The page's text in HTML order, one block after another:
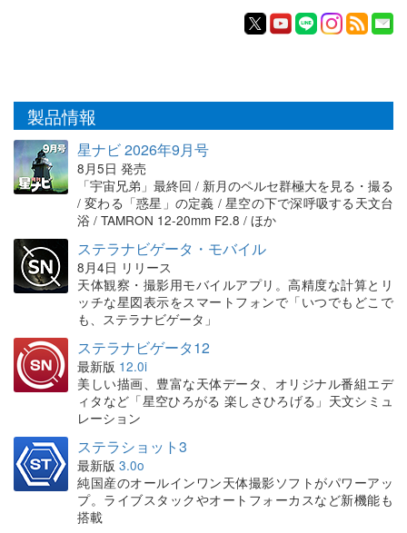
製品情報
星ナビ 2026年9月号
8月5日 発売
「宇宙兄弟」最終回 / 新月のペルセ群極大を見る・撮る
/ 変わる「惑星」の定義 / 星空の下で深呼吸する天文台
浴 / TAMRON 12-20mm F2.8 / ほか
ステラナビゲータ・モバイル
8月4日 リリース
天体観察・撮影用モバイルアプリ。高精度な計算とリ
ッチな星図表示をスマートフォンで「いつでもどこで
も、ステラナビゲータ」
ステラナビゲータ12
最新版 12.0i
美しい描画、豊富な天体データ、オリジナル番組エデ
ィタなど「星空ひろがる 楽しさひろげる」天文シミュ
レーション
ステラショット3
最新版 3.0o
純国産のオールインワン天体撮影ソフトがパワーアッ
プ。ライブスタックやオートフォーカスなど新機能も
搭載